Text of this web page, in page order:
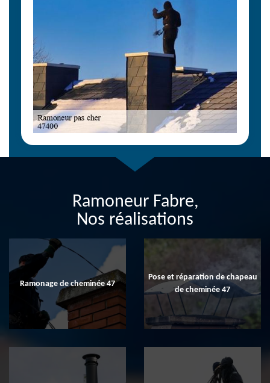
Ramoneur Fabre,
Nos réalisations
Ramonage de cheminée 47
Pose et réparation de chapeau
de cheminée 47